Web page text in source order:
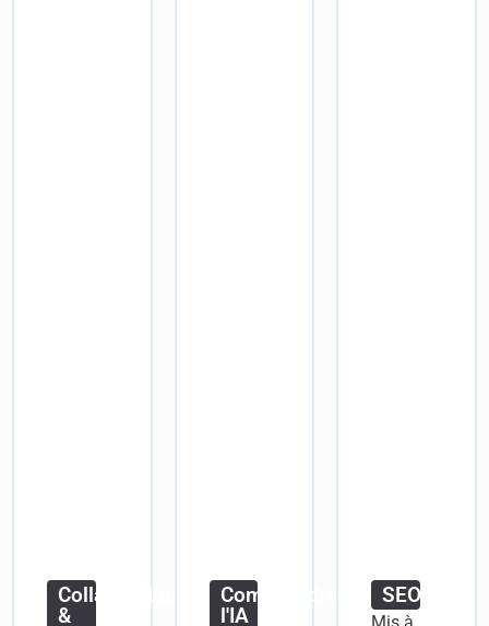
Collaboration
&
Comprendre
l'IA
SEO
Mis à